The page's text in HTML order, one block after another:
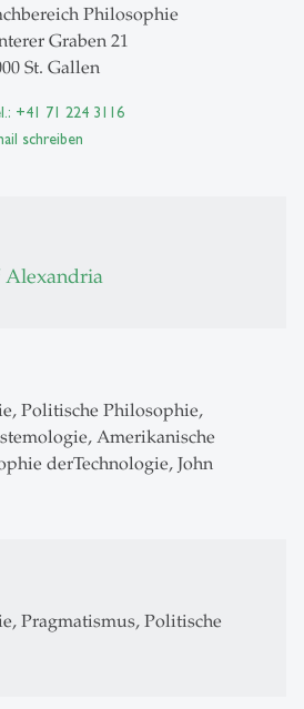
Philosophie
Graben 21
St. Gallen
+41 71 224 3116
schreiben
Politische Philosophie,
Amerikanische
derTechnologie, John
Pragmatismus, Politische